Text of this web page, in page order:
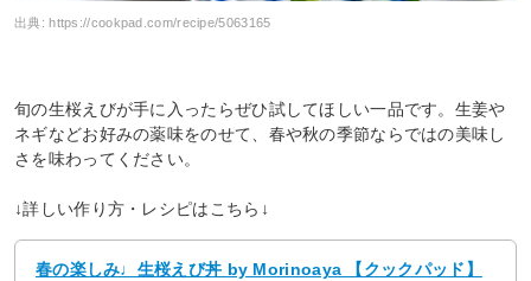
出典:https://cookpad.com/recipe/5063165
旬の生桜えびが手に入ったらぜひ試してほしい一品です。生姜や
ネギなどお好みの薬味をのせて、春や秋の季節ならではの美味し
さを味わってください。
↓詳しい作り方・レシピはこちら↓
春の楽しみ♩生桜えび丼 by Morinoaya 【クックパッド】